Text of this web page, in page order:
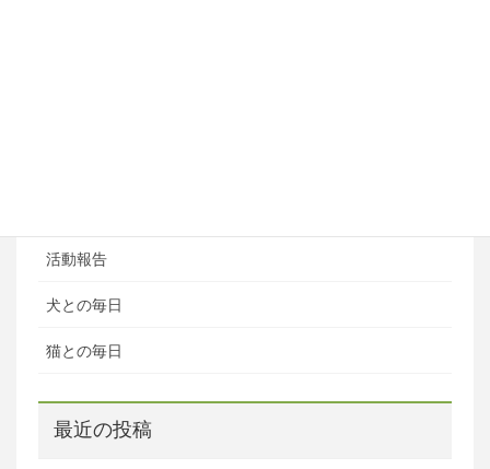
活動報告
犬との毎日
猫との毎日
最近の投稿